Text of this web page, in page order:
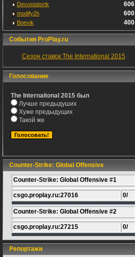
Devostatortk 606
modify2h 600
Boevik 400
События ProPlay.ru
Сезон ставок The International 2015
Голосование
The Internaitonal 2015 был
Лучше предыдуших
Хуже предыдущих
Такой же
Counter-Strike: Global Offensive
Counter-Strike: Global Offensive #1
csgo.proplay.ru:27016 0/
Counter-Strike: Global Offensive #2
csgo.proplay.ru:27215 0/
Репортажи